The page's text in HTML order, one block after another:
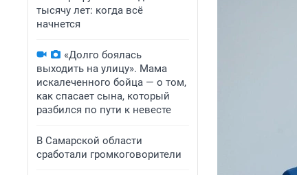
тысячу лет: когда всё
начнется
«Долго боялась
выходить на улицу». Мама
искалеченного бойца — о том,
как спасает сына, который
разбился по пути к невесте
В Самарской области
сработали громкоговорители